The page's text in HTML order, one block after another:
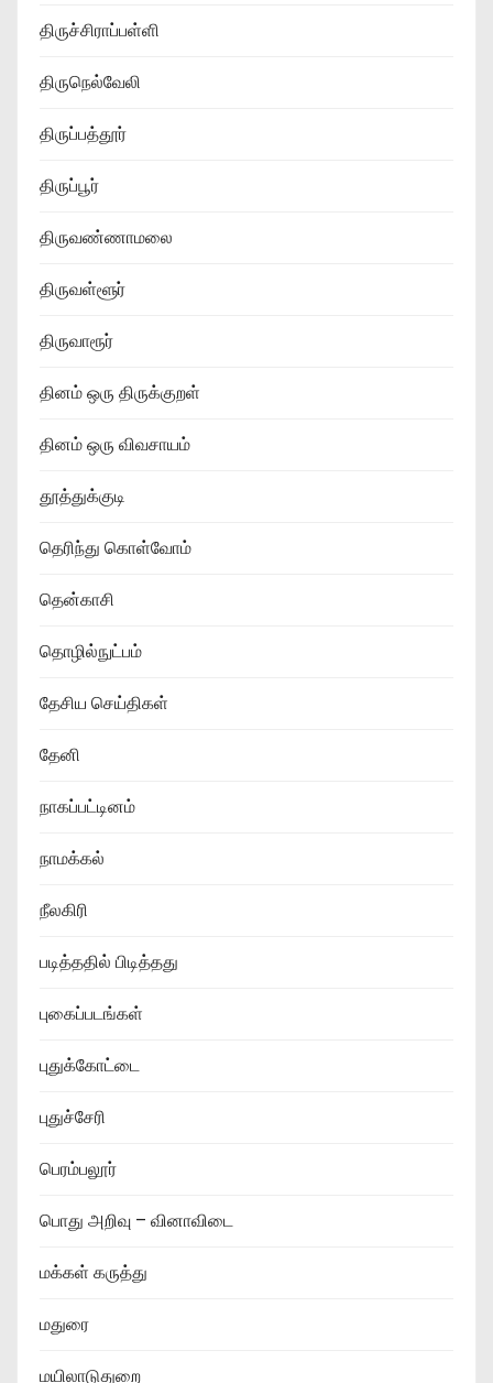
திருச்சிராப்பள்ளி
திருநெல்வேலி
திருப்பத்தூர்
திருப்பூர்
திருவண்ணாமலை
திருவள்ளூர்
திருவாரூர்
தினம் ஒரு திருக்குறள்
தினம் ஒரு விவசாயம்
தூத்துக்குடி
தெரிந்து கொள்வோம்
தென்காசி
தொழில்நுட்பம்
தேசிய செய்திகள்
தேனி
நாகப்பட்டினம்
நாமக்கல்
நீலகிரி
படித்ததில் பிடித்தது
புகைப்படங்கள்
புதுக்கோட்டை
புதுச்சேரி
பெரம்பலூர்
பொது அறிவு – வினாவிடை
மக்கள் கருத்து
மதுரை
மயிலாடுதுறை